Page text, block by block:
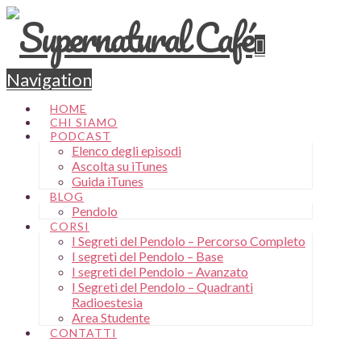
Navigation
HOME
CHI SIAMO
PODCAST
Elenco degli episodi
Ascolta su iTunes
Guida iTunes
BLOG
Pendolo
CORSI
I Segreti del Pendolo – Percorso Completo
I segreti del Pendolo – Base
I segreti del Pendolo – Avanzato
I Segreti del Pendolo – Quadranti
Radioestesia
Area Studente
CONTATTI